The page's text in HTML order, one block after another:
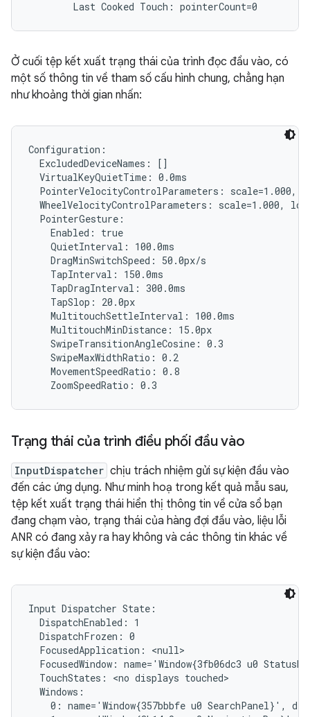
Ở cuối tệp kết xuất trạng thái của trình đọc đầu vào, có
một số thông tin về tham số cấu hình chung, chẳng hạn
như khoảng thời gian nhấn:
Configuration:
  ExcludedDeviceNames: []
  VirtualKeyQuietTime: 0.0ms
PointerVelocityControlParameters: scale=1.000,
WheelVelocityControlParameters: scale=1.000,
  PointerGesture:
    Enabled: true
    QuietInterval: 100.0ms
    DragMinSwitchSpeed: 50.0px/s
    TapInterval: 150.0ms
    TapDragInterval: 300.0ms
    TapSlop: 20.0px
    MultitouchSettleInterval: 100.0ms
    MultitouchMinDistance: 15.0px
    SwipeTransitionAngleCosine: 0.3
    SwipeMaxWidthRatio: 0.2
    MovementSpeedRatio: 0.8
Trạng thái của trình điều phối đầu vào
InputDispatcher chịu trách nhiệm gửi sự kiện đầu vào
đến các ứng dụng. Như minh hoạ trong kết quả mẫu sau,
tệp kết xuất trạng thái hiển thị thông tin về cửa sổ bạn
đang chạm vào, trạng thái của hàng đợi đầu vào, liệu lỗi
ANR có đang xảy ra hay không và các thông tin khác về
sự kiện đầu vào:
Input Dispatcher State:
  DispatchEnabled: 1
  DispatchFrozen: 0
  FocusedApplication: <null>
FocusedWindow: name='Window{3fb06dc3 u0
  TouchStates: <no displays touched>
  Windows:
0: name='Window{357bbbfe u0 SearchPanel}',